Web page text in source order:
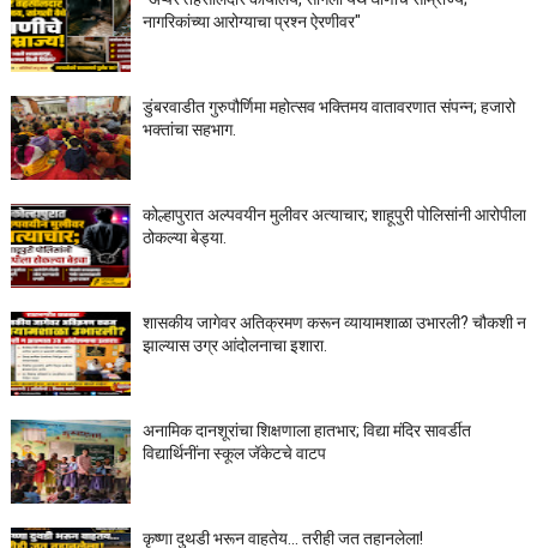
नागरिकांच्या आरोग्याचा प्रश्न ऐरणीवर"
डुंबरवाडीत गुरुपौर्णिमा महोत्सव भक्तिमय वातावरणात संपन्न; हजारो
भक्तांचा सहभाग.
कोल्हापुरात अल्पवयीन मुलीवर अत्याचार; शाहूपुरी पोलिसांनी आरोपीला
ठोकल्या बेड्या.
शासकीय जागेवर अतिक्रमण करून व्यायामशाळा उभारली? चौकशी न
झाल्यास उग्र आंदोलनाचा इशारा.
अनामिक दानशूरांचा शिक्षणाला हातभार; विद्या मंदिर सावर्डीत
विद्यार्थिनींना स्कूल जॅकेटचे वाटप
कृष्णा दुथडी भरून वाहतेय... तरीही जत तहानलेला!